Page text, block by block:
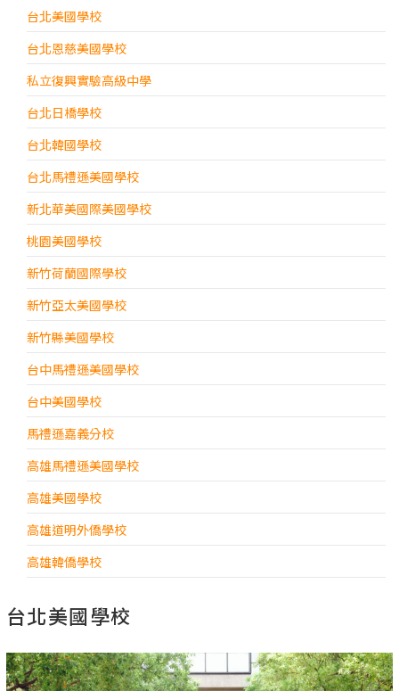
台北美國學校
台北恩慈美國學校
私立復興實驗高級中學
台北日橋學校
台北韓國學校
台北馬禮遜美國學校
新北華美國際美國學校
桃園美國學校
新竹荷蘭國際學校
新竹亞太美國學校
新竹縣美國學校
台中馬禮遜美國學校
台中美國學校
馬禮遜嘉義分校
高雄馬禮遜美國學校
高雄美國學校
高雄道明外僑學校
高雄韓僑學校
台北美國學校